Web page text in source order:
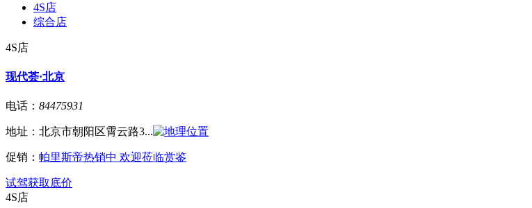
4S店
综合店
4S店
现代荟·北京
电话： 84475931
地址： 北京市朝阳区霄云路3...
促销： 帕里斯帝热销中 欢迎莅临赏鉴
试驾获取底价
4S店